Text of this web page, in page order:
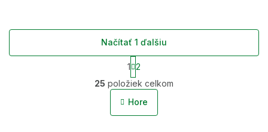
O
v
l
Načítať 1 ďalšiu
S
t
r
á
n
1 2
25 položiek celkom
Hore